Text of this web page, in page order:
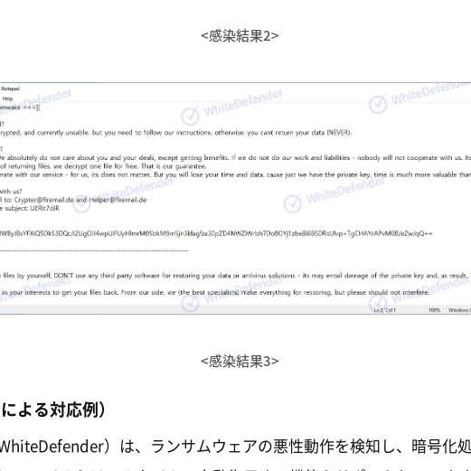
<感染結果2>
<感染結果3>
よる対応例）
）は、ランサムウェアの悪性動作を検知し、暗号化